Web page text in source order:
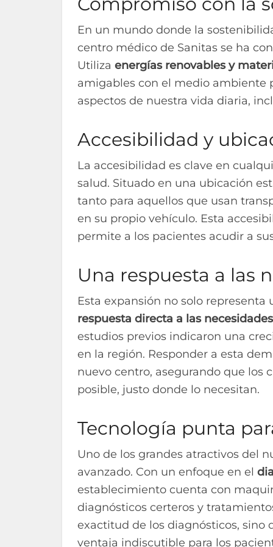
En un mundo donde la
centro médico de Sanitas se ha
Utiliza energías renovables y
amigables con el medio ambiente
aspectos de nuestra vida diaria,
Accesibilidad y
La accesibilidad es clave en
salud. Situado en una ubicación
tanto para aquellos que usan
en su propio vehículo. Esta
permite a los pacientes acudir a
Una respuesta a las
Esta expansión no solo
respuesta directa a las
estudios previos indicaron una
en la región. Responder a esta
nuevo centro, asegurando que los
posible, justo donde lo necesitan.
Tecnología punta
Uno de los grandes atractivos del
avanzado. Con un enfoque en el
establecimiento cuenta con
diagnósticos certeros y
exactitud de los diagnósticos, sino
ventaja indiscutible para los